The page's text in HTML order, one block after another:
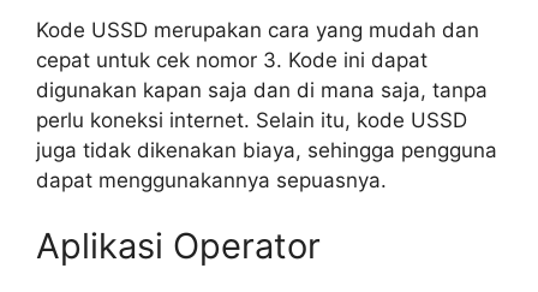
Kode USSD merupakan cara yang mudah dan
cepat untuk cek nomor 3. Kode ini dapat
digunakan kapan saja dan di mana saja, tanpa
perlu koneksi internet. Selain itu, kode USSD
juga tidak dikenakan biaya, sehingga pengguna
dapat menggunakannya sepuasnya.
Aplikasi Operator